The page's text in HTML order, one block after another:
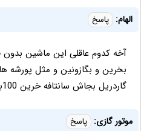
الهام: پاسخ
بخرین و بگازونین و مثل پورشه
گاردریل بجاش سانتافه خرین 100برابر ارزشمند تره
موتور گازى: پاسخ